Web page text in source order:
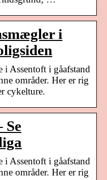
i
i Assentoft i gåafstand
områder. Her er rig
cykelture.
Se
i Assentoft i gåafstand
områder. Her er rig